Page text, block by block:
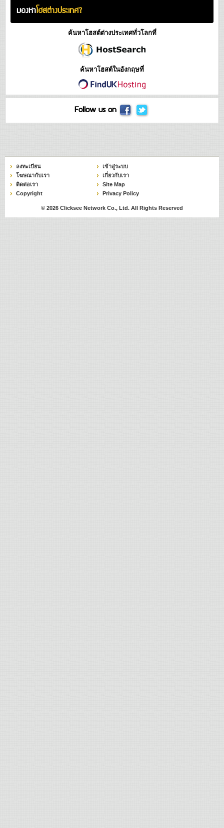
มองหาโฮสต่างประเทศ?
ค้นหาโฮสต์ต่างประเทศทั่วโลกที่
ค้นหาโฮสต์ในอังกฤษที่
Follow us on
ลงทะเบียน
เข้าสู่ระบบ
โฆษณากับเรา
เกี่ยวกับเรา
ติดต่อเรา
Site Map
Copyright
Privacy Policy
© 2026 Clicksee Network Co., Ltd. All Rights Reserved